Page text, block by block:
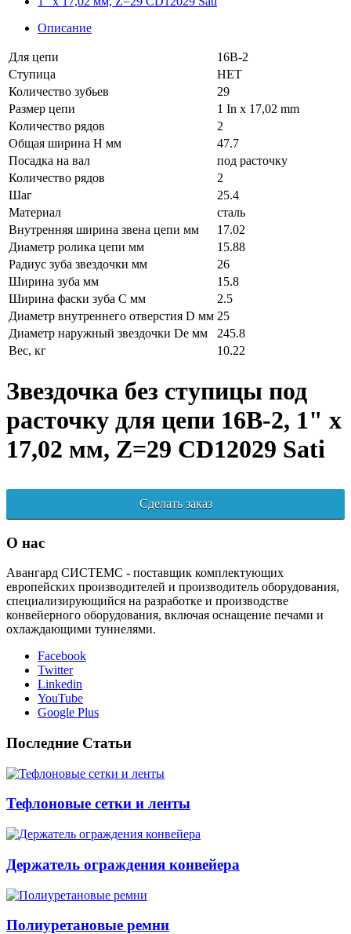
Описание
Для цепи
16B-2
Ступица
НЕТ
Количество зубьев
29
Размер цепи
1 In x 17,02 mm
Количество рядов
2
Общая ширина H мм
47.7
Посадка на вал
под расточку
Количество рядов
2
Шаг
25.4
Материал
сталь
Внутренняя ширина звена цепи мм
17.02
Диаметр ролика цепи мм
15.88
Радиус зуба звездочки мм
26
Ширина зуба мм
15.8
Ширина фаски зуба C мм
2.5
Диаметр внутреннего отверстия D мм 25
Диаметр наружный звездочки De мм
245.8
Вес, кг
10.22
Звездочка без ступицы под
расточку для цепи 16B-2, 1" x
17,02 мм, Z=29 CD12029 Sati
Сделать заказ
О нас
Авангард СИСТЕМС - поставщик комплектующих
европейских производителей и производитель оборудования,
специализирующийся на разработке и производстве
конвейерного оборудования, включая оснащение печами и
охлаждающими туннелями.
Facebook
Twitter
Linkedin
YouTube
Google Plus
Последние Статьи
Тефлоновые сетки и ленты
Держатель ограждения конвейера
Полиуретановые ремни